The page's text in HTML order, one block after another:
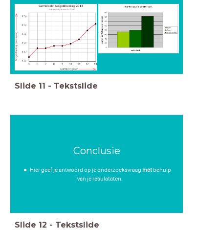
Slide 11 - Tekstslide
Conclusie
Hier geef je antwoord op je onderzoeksvraag met behulp
van je resulataten.
Slide 12 - Tekstslide